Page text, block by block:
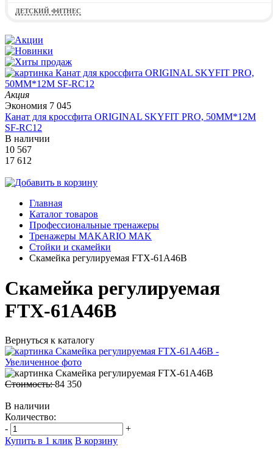
ДЕТСКИЙ ФИТНЕС
Акция
Экономия 7 045
Канат для кроссфита ORIGINAL SKYFIT PRO, 50MM*12M
SF-RС12
В наличии
10 567
17 612
Главная
Каталог товаров
Профессиональные тренажеры
Тренажеры MAKARIO MAK
Стойки и скамейки
Скамейка регулируемая FTX-61A46B
Скамейка регулируемая
FTX-61A46B
Вернуться к каталогу
Стоимость:84 350
В наличии
Количество:
-
+
Купить в 1 клик В корзину